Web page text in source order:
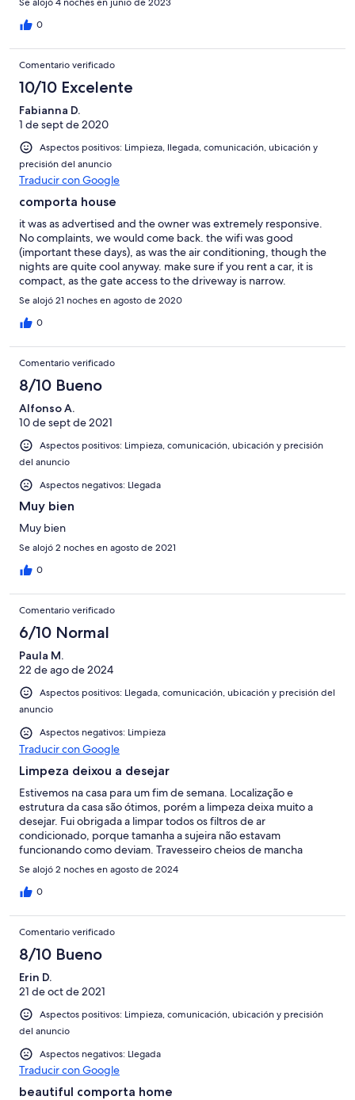
0
Comentario verificado
10/10 Excelente
Fabianna D.
1 de sept de 2020
Aspectos positivos: Limpieza, llegada, comunicación, ubicación y
precisión del anuncio
Traducir con Google
comporta house
it was as advertised and the owner was extremely responsive.
No complaints, we would come back. the wifi was good
(important these days), as was the air conditioning, though the
nights are quite cool anyway. make sure if you rent a car, it is
compact, as the gate access to the driveway is narrow.
Se alojó 21 noches en agosto de 2020
0
Comentario verificado
8/10 Bueno
Alfonso A.
10 de sept de 2021
Aspectos positivos: Limpieza, comunicación, ubicación y precisión
del anuncio
Aspectos negativos: Llegada
Muy bien
Muy bien
Se alojó 2 noches en agosto de 2021
0
Comentario verificado
6/10 Normal
Paula M.
22 de ago de 2024
Aspectos positivos: Llegada, comunicación, ubicación y precisión del
anuncio
Aspectos negativos: Limpieza
Traducir con Google
Limpeza deixou a desejar
Estivemos na casa para um fim de semana. Localização e
estrutura da casa são ótimos, porém a limpeza deixa muito a
desejar. Fui obrigada a limpar todos os filtros de ar
condicionado, porque tamanha a sujeira não estavam
funcionando como deviam. Travesseiro cheios de mancha
abaixo da fronha, roupa de cama e banho não tinham aspecto
de limpos. Me senti muito desconfortável. Uma pena porque a
casa tem ótima estrutura e é muito bonita.
Se alojó 2 noches en agosto de 2024
0
Comentario verificado
8/10 Bueno
Erin D.
21 de oct de 2021
Aspectos positivos: Limpieza, comunicación, ubicación y precisión
del anuncio
Aspectos negativos: Llegada
Traducir con Google
beautiful comporta home